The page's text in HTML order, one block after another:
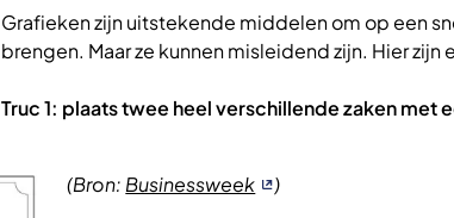
Grafieken zijn uitstekende middelen om op een
brengen. Maar ze kunnen misleidend zijn. Hier
Truc 1: plaats twee heel verschillende zaken met
(Bron: Businessweek )